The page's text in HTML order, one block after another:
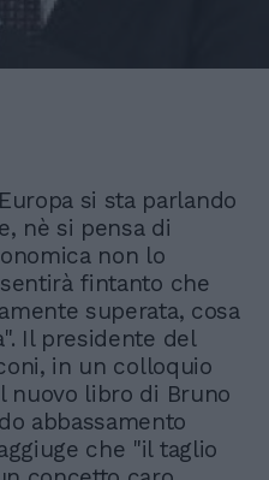
si sta parlando
nè si pensa di
non lo
fintanto che
superata, cosa
Il presidente del
in un colloquio
nuovo libro di Bruno
abbassamento
che "il taglio